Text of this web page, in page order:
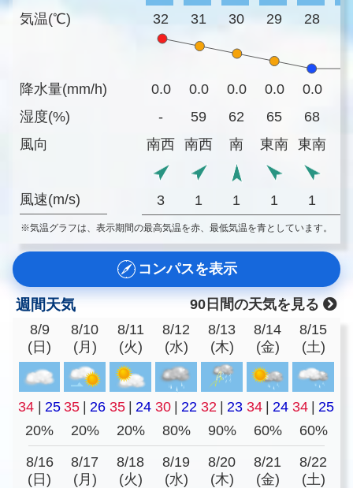
気温(℃)
降水量(mm/h)
湿度(%)
風向
風速(m/s)
32 31 30 29 28
0.0 0.0 0.0 0.0 0.0
-
59 62 65 68
南西
南西 南 東南 東南
3 1 1 1 1
※気温グラフは、表示期間の最高気温を赤、最低気温を青としています。
コンパスを表示
週間天気
90日間の天気を見る
8/9
(日)
8/10
(月)
8/11
(火)
8/12
(水)
8/13
(木)
8/14
(金)
8/15
(土)
34 | 25 35 | 26 35 | 24 30 | 22 32 | 23 34 | 24 34 | 25
20%
20% 20% 80% 90% 60% 60%
8/16
(日)
8/17
(月)
8/18
(火)
8/19
(水)
8/20
(木)
8/21
(金)
8/22
(土)